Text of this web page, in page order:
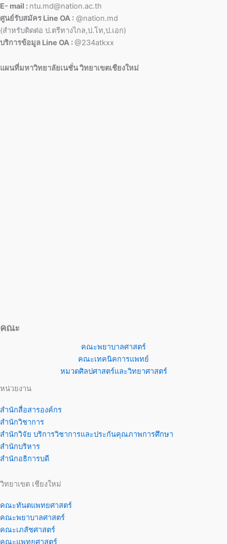
E- mail : ntu.md@nation.ac.th
ศูนย์รับสมัคร Line OA : @nation.md
(สำหรับติดต่อ ป.ตรีทางไกล,ป.โท,ป.เอก)
บริการข้อมูล Line OA :@234atkxx
แผนที่มหาวิทยาลัยเนชั่น วิทยาเขตเชียงใหม่
คณะ
คณะพยาบาลศาสตร์
คณะเทคนิคการแพทย์
หมวดศิลปศาสตร์และวิทยาศาสตร์
หน่วยงาน
สำนักสื่อสารองค์กร
สำนักวิชาการ
สำนักวิจัย บริการวิชาการและประกันคุณภาพการศึกษา
สำนักบริหาร
สำนักอธิการบดี
วิทยาเขต เชียงใหม่
คณะทันตแพทยศาสตร์
คณะพยาบาลศาสตร์
คณะเภสัชศาสตร์
คณะแพทยศาสตร์